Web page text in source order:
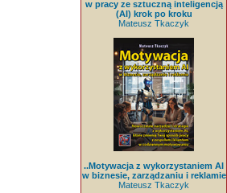
w pracy ze sztuczną inteligencją
(AI) krok po kroku
Mateusz Tkaczyk
..Motywacja z wykorzystaniem AI
w biznesie, zarządzaniu i reklamie
Mateusz Tkaczyk